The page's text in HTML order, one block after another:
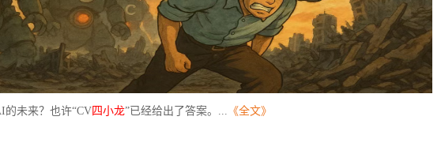
的未来？也许“CV四小龙”已经给出了答案。... 《全文》